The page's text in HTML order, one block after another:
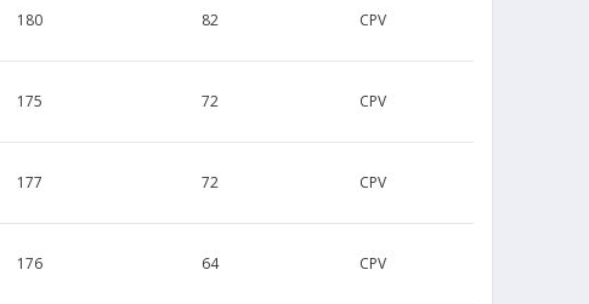
180 82 CPV
175 72 CPV
177 72 CPV
176 64 CPV